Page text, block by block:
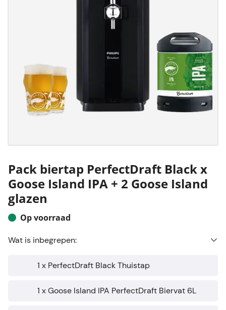
Pack biertap PerfectDraft Black x
Goose Island IPA + 2 Goose Island
glazen
Op voorraad
Wat is inbegrepen:
1 x PerfectDraft Black Thuistap
1 x Goose Island IPA PerfectDraft Biervat 6L